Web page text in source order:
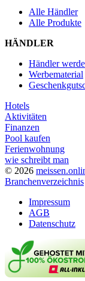
Alle Händler
Alle Produkte
HÄNDLER
Händler
Werbematerial
Hotels
Aktivitäten
Finanzen
Pool kaufen
Ferienwohnung
wie schreibt man
© 2026
Branchenverzeichnis
Impressum
AGB
Datenschutz